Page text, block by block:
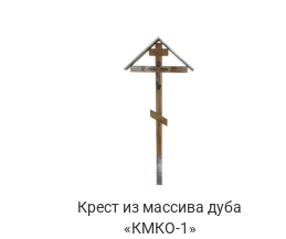
Крест из массива дуба
«КМКО-1»